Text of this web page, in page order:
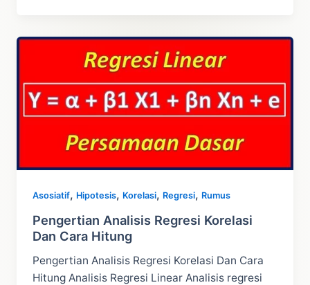
–
Chi
Square
Asosiatif, Hipotesis, Korelasi, Regresi, Rumus
Pengertian Analisis Regresi Korelasi
Dan Cara Hitung
Pengertian Analisis Regresi Korelasi Dan Cara
Hitung Analisis Regresi Linear Analisis regresi